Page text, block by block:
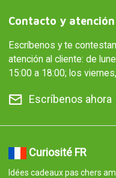
Contacto y
Escríbenos y te
atención al cliente: de
15:00 a 18:00; los
Escríbenos ahora
Curiosité FR
Idées cadeaux pas chers